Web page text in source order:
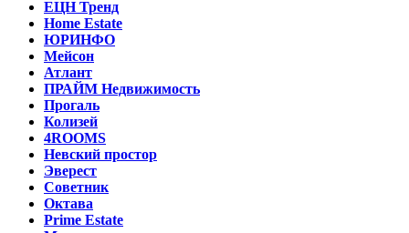
ЕЦН Тренд
Home Estate
ЮРИНФО
Мейсон
Атлант
ПРАЙМ Недвижимость
Прогаль
Колизей
4ROOMS
Невский простор
Эверест
Советник
Октава
Prime Estate